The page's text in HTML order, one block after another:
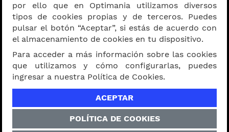
PROGRESIVOS - BIFOCALES
SOBRE OPTIMANIA
por ello que en Optimania utilizamos diversos
tipos de cookies propias y de terceros. Puedes
pulsar el botón “Aceptar”, si estás de acuerdo con
el almacenamiento de cookies en tu dispositivo.
Para acceder a más información sobre las cookies
que utilizamos y cómo configurarlas, puedes
ingresar a nuestra Política de Cookies.
ACEPTAR
POLÍTICA DE COOKIES